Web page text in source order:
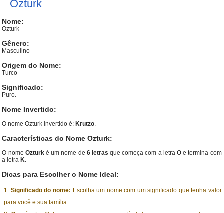
Ozturk
Nome:
Ozturk
Gênero:
Masculino
Origem do Nome:
Turco
Significado:
Puro.
Nome Invertido:
O nome Ozturk invertido é: Krutzo.
Características do Nome Ozturk:
O nome Ozturké um nome de 6 letras que começa com a letraO e termina com
a letra K.
Dicas para Escolher o Nome Ideal:
Significado do nome: Escolha um nome com um significado que tenha valor
para você e sua família.